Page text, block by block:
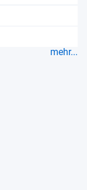
mehr...